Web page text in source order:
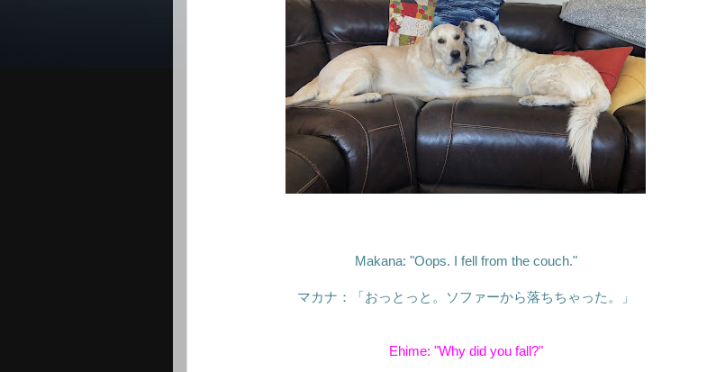
Makana: "Oops. I fell from the couch."
マカナ：「おっとっと。ソファーから落ちちゃった。」
Ehime: "Why did you fall?"